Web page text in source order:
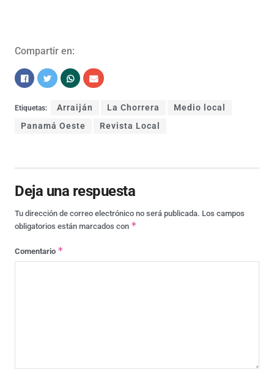
Compartir en:
Etiquetas: Arraiján La Chorrera
Medio local
Panamá Oeste
Revista Local
Deja una respuesta
Tu dirección de correo electrónico no será publicada. Los campos
obligatorios están marcados con *
Comentario *